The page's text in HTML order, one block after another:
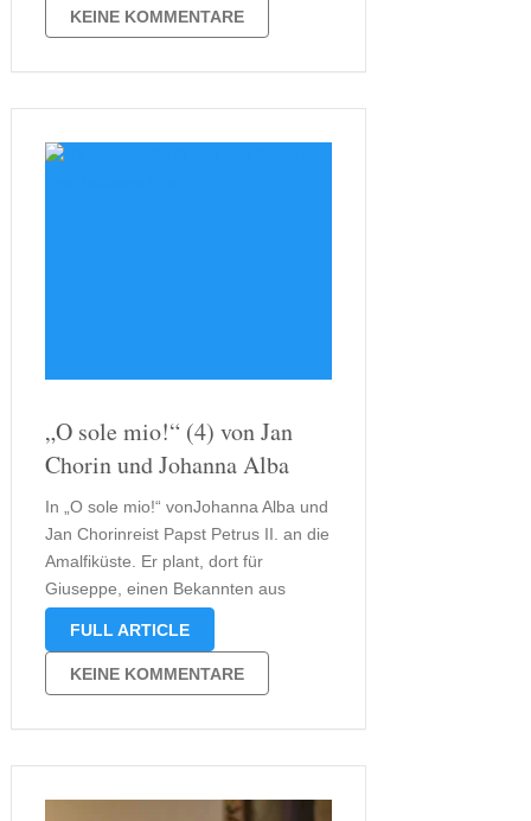
mit Kardinal Federicos Geburtstag
verbunden ist. Anlass genug für
Federico, auch in …
KEINE KOMMENTARE
„O sole mio!“ (4) von Jan
Chorin und Johanna Alba
In „O sole mio!“ vonJohanna Alba und
Jan Chorinreist Papst Petrus II. an die
Amalfiküste. Er plant, dort für
Giuseppe, einen Bekannten aus
Studientagen, als Gemeindepastor
einzuspringen. Sein Bekannter macht
währenddessen Urlaub im Vatikan
und wird von Schwester Immaculata,
FULL ARTICLE
KEINE KOMMENTARE